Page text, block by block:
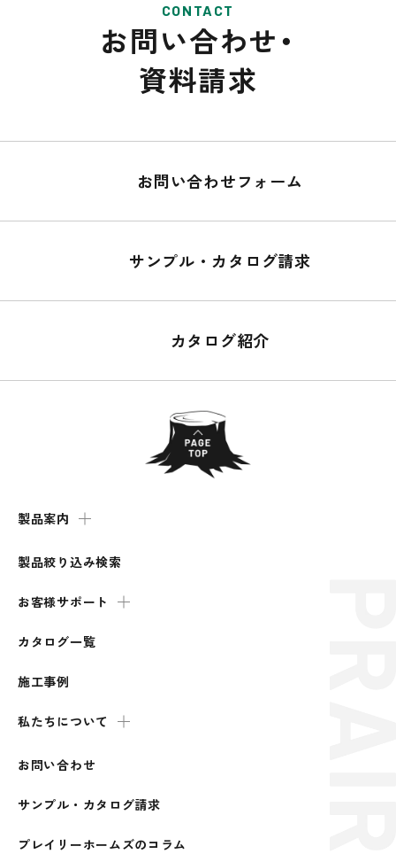
CONTACT
お問い合わせ・
資料請求
お問い合わせフォーム
サンプル・カタログ請求
カタログ紹介
製品案内
製品絞り込み検索
お客様サポート
カタログ一覧
施工事例
私たちについて
お問い合わせ
サンプル・カタログ請求
プレイリーホームズのコラム